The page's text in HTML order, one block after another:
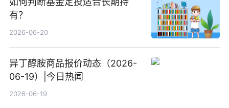
有？
2026-06-20
异丁醇胺商品报价动态（2026-
06-19）|今日热闻
2026-06-19